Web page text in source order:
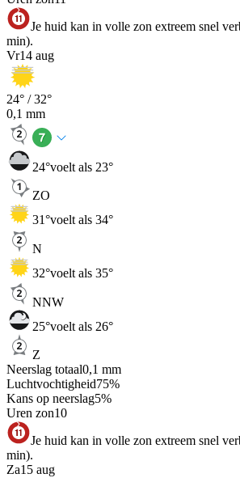
Je huid kan in volle zon extreem snel
min).
Vr14 aug
24° /32°
0,1 mm
24°voelt als 23°
ZO
31°voelt als 34°
N
32°voelt als 35°
NNW
25°voelt als 26°
Z
Neerslag totaal0,1 mm
Luchtvochtigheid75%
Kans op neerslag5%
Uren zon10
Je huid kan in volle zon extreem snel
min).
Za15 aug